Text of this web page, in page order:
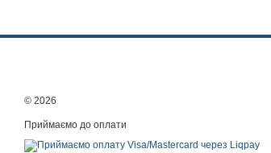
© 2026
Приймаємо до оплати